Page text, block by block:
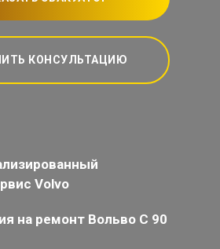
КОНСУЛЬТАЦИЮ
Volvo
на ремонт Вольво С 90